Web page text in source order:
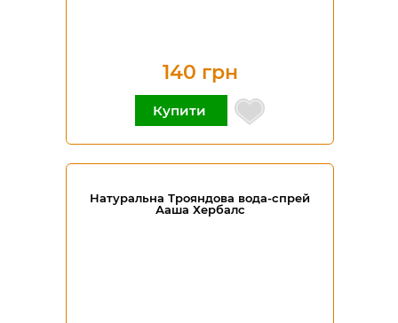
140 грн
Купити
Натуральна Трояндова вода-спрей
Ааша Хербалс